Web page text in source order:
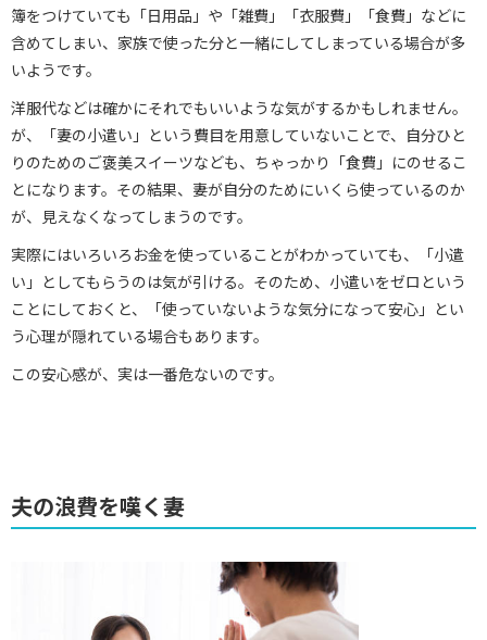
簿をつけていても「日用品」や「雑費」「衣服費」「食費」などに
含めてしまい、家族で使った分と一緒にしてしまっている場合が多
いようです。
洋服代などは確かにそれでもいいような気がするかもしれません。
が、「妻の小遣い」という費目を用意していないことで、自分ひと
りのためのご褒美スイーツなども、ちゃっかり「食費」にのせるこ
とになります。その結果、妻が自分のためにいくら使っているのか
が、見えなくなってしまうのです。
実際にはいろいろお金を使っていることがわかっていても、「小遣
い」としてもらうのは気が引ける。そのため、小遣いをゼロという
ことにしておくと、「使っていないような気分になって安心」とい
う心理が隠れている場合もあります。
この安心感が、実は一番危ないのです。
夫の浪費を嘆く妻